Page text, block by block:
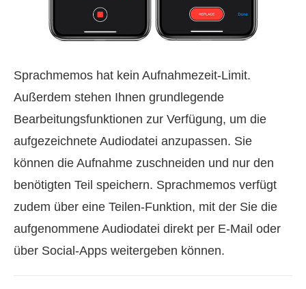
Sprachmemos hat kein Aufnahmezeit‑Limit.
Außerdem stehen Ihnen grundlegende
Bearbeitungsfunktionen zur Verfügung, um die
aufgezeichnete Audiodatei anzupassen. Sie
können die Aufnahme zuschneiden und nur den
benötigten Teil speichern. Sprachmemos verfügt
zudem über eine Teilen‑Funktion, mit der Sie die
aufgenommene Audiodatei direkt per E‑Mail oder
über Social‑Apps weitergeben können.